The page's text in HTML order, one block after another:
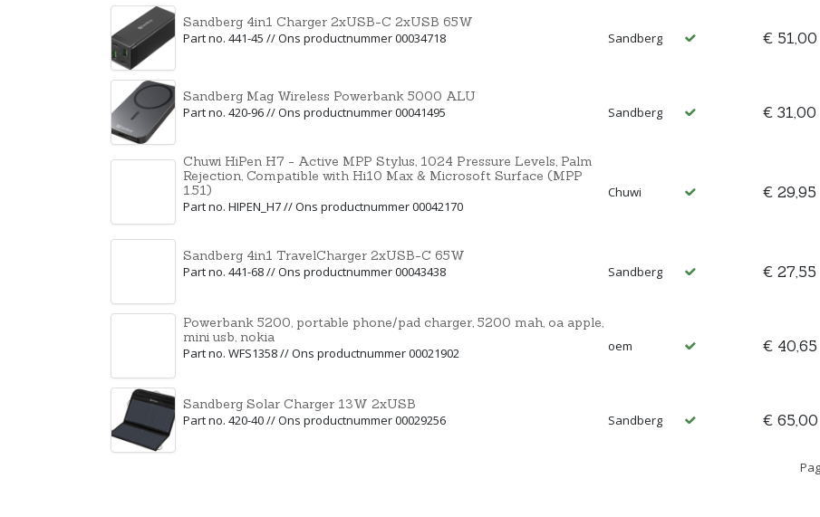
Sandberg 4in1 Charger 2xUSB-C 2xUSB 65W
Part no. 441-45 // Ons productnummer 00034718
Sandberg € 51,00
Sandberg Mag Wireless Powerbank 5000 ALU
Part no. 420-96 // Ons productnummer 00041495
Sandberg € 31,00
Chuwi HiPen H7 - Active MPP Stylus, 1024 Pressure Levels, Palm
Rejection, Compatible with Hi10 Max & Microsoft Surface (MPP
1.51)
Part no. HIPEN_H7 // Ons productnummer 00042170
Chuwi € 29,95
Sandberg 4in1 TravelCharger 2xUSB-C 65W
Part no. 441-68 // Ons productnummer 00043438
Sandberg € 27,55
Powerbank 5200, portable phone/pad charger, 5200 mah, oa apple,
mini usb, nokia
Part no. WFS1358 // Ons productnummer 00021902
oem € 40,65
Sandberg Solar Charger 13W 2xUSB
Part no. 420-40 // Ons productnummer 00029256
Sandberg € 65,00